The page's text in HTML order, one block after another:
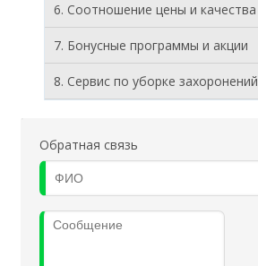
6. Соотношение цены и качества
7. Бонусные программы и акции
8. Cервис по уборке захоронений
Обратная связь